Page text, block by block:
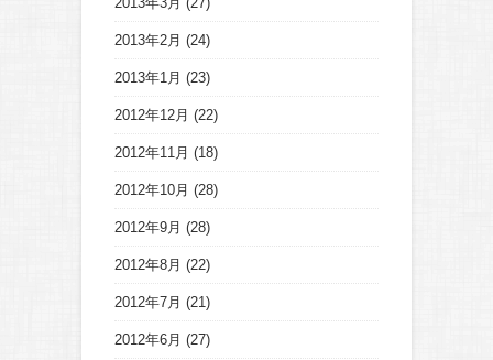
2013年2月 (24)
2013年1月 (23)
2012年12月 (22)
2012年11月 (18)
2012年10月 (28)
2012年9月 (28)
2012年8月 (22)
2012年7月 (21)
2012年6月 (27)